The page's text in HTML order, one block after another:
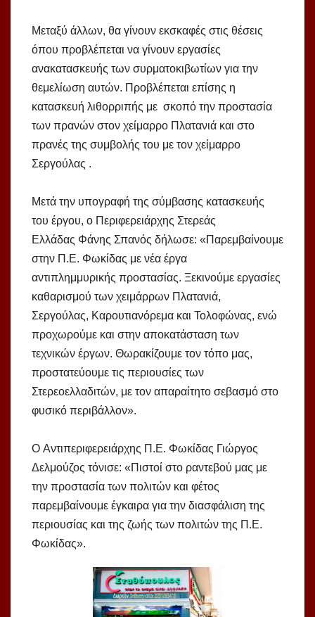
Μεταξύ άλλων, θα γίνουν εκσκαφές στις θέσεις
όπου προβλέπεται να γίνουν εργασίες
ανακατασκευής των συρματοκιβωτίων για την
θεμελίωση αυτών. Προβλέπεται επίσης η
κατασκευή λιθορριπής με σκοπό την προστασία
των πρανών στον χείμαρρο Πλατανιά και στο
πρανές της συμβολής του με τον χείμαρρο
Σεργούλας .
Μετά την υπογραφή της σύμβασης κατασκευής
του έργου, ο Περιφερειάρχης Στερεάς
Ελλάδας Φάνης Σπανός δήλωσε: «Παρεμβαίνουμε
στην Π.Ε. Φωκίδας με νέα έργα
αντιπλημμυρικής προστασίας. Ξεκινούμε εργασίες
καθαρισμού των χειμάρρων Πλατανιά,
Σεργούλας, Καρουτιανόρεμα και Τολοφώνας, ενώ
προχωρούμε και στην αποκατάσταση των
τεχνικών έργων. Θωρακίζουμε τον τόπο μας,
προστατεύουμε τις περιουσίες των
Στερεοελλαδιτών, με τον απαραίτητο σεβασμό στο
φυσικό περιβάλλον».
Ο Αντιπεριφερειάρχης Π.Ε. Φωκίδας Γιώργος
Δελμούζος τόνισε: «Πιστοί στο ραντεβού μας με
την προστασία των πολιτών και φέτος
παρεμβαίνουμε έγκαιρα για την διασφάλιση της
περιουσίας και της ζωής των πολιτών της Π.Ε.
Φωκίδας».